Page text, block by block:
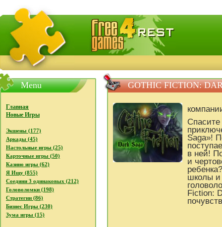
FreeGames4Rrest - Бесплатно скачать игры,
Menu
Главная
Новые Игры
Экшены (177)
Аркады (45)
Настольные игры (25)
Карточные игры (50)
Казино игры (62)
Я Ищу (855)
Соедини 3 одинаковых (212)
Головоломки (198)
Стратегии (86)
Бизнес Игры (230)
Зума игры (15)
GOTHIC FICTION:
Saga»!
в ней!
и
школы и
Fiction: